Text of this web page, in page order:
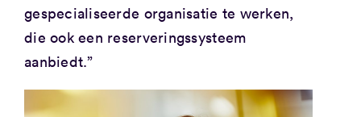
gespecialiseerde organisatie te werken,
die ook een reserveringssysteem
aanbiedt.”